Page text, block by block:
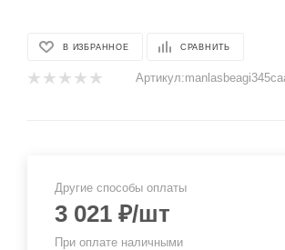
В ИЗБРАННОЕ СРАВНИТЬ
Артикул:
Другие способы оплаты
3 021 ₽/шт
При оплате наличными